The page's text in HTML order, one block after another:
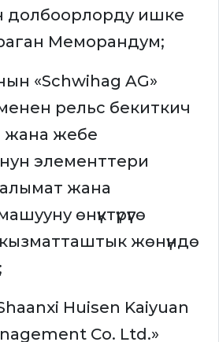
долбоорлорду ишке
Меморандум;
«Schwihag AG»
рельс бекиткич
жана жебе
элементтери
жана
өнүктүрүүгө
жөнүндө
Huisen Kaiyuan
Co. Ltd.»